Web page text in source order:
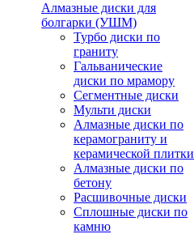
Алмазные диски для
болгарки (УШМ)
Турбо диски по
граниту
Гальванические
диски по мрамору
Сегментные диски
Мульти диски
Алмазные диски по
керамограниту и
керамической плитки
Алмазные диски по
бетону
Расшивочные диски
Сплошные диски по
камню